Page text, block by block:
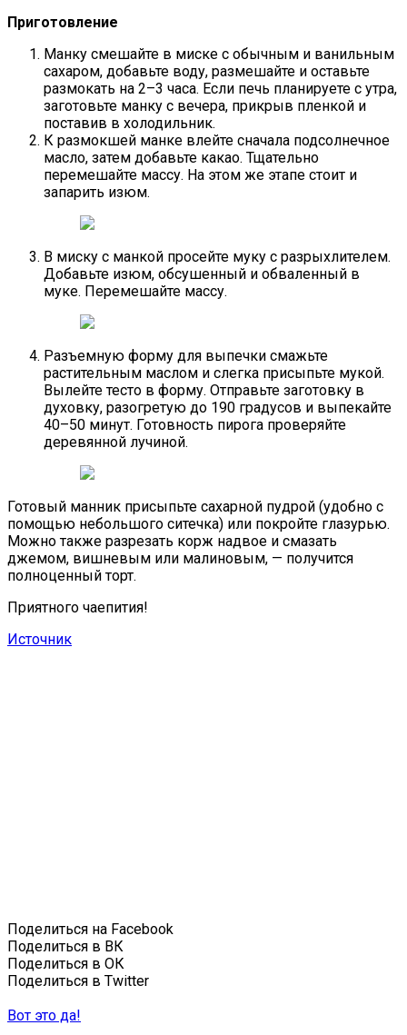
Приготовление
Манку смешайте в миске с обычным и ванильным
сахаром, добавьте воду, размешайте и оставьте
размокать на 2–3 часа. Если печь планируете с утра,
заготовьте манку с вечера, прикрыв пленкой и
поставив в холодильник.
К размокшей манке влейте сначала подсолнечное
масло, затем добавьте какао. Тщательно
перемешайте массу. На этом же этапе стоит и
запарить изюм.
В миску с манкой просейте муку с разрыхлителем.
Добавьте изюм, обсушенный и обваленный в
муке. Перемешайте массу.
Разъемную форму для выпечки смажьте
растительным маслом и слегка присыпьте мукой.
Вылейте тесто в форму. Отправьте заготовку в
духовку, разогретую до 190 градусов и выпекайте
40–50 минут. Готовность пирога проверяйте
деревянной лучиной.
Готовый манник присыпьте сахарной пудрой (удобно с
помощью небольшого ситечка) или покройте глазурью.
Можно также разрезать корж надвое и смазать
джемом, вишневым или малиновым, — получится
полноценный торт.
Приятного чаепития!
Источник
Поделиться на Facebook
Поделиться в ВК
Поделиться в ОК
Поделиться в Twitter
Вот это да!